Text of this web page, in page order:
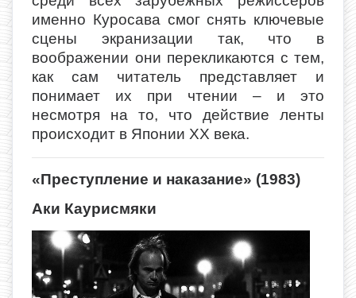
именно Куросава смог снять ключевые
сцены экранизации так, что в
воображении они перекликаются с тем,
как сам читатель представляет и
понимает их при чтении – и это
несмотря на то, что действие ленты
происходит в Японии XX века.
«Преступление и наказание» (1983)
Аки Каурисмяки